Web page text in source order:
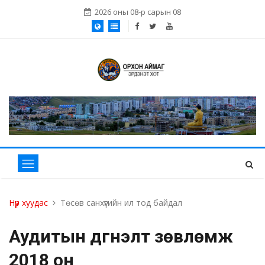
2026 оны 08-р сарын 08
Нүүр хуудас Төсөв санхүүгийн ил тод байдал
Аудитын дүгнэлт зөвлөмж
2018 он